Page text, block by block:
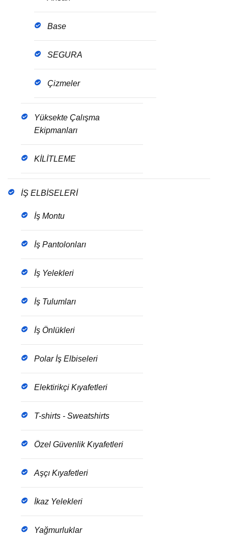
Base
SEGURA
Çizmeler
Yüksekte Çalışma
Ekipmanları
KİLİTLEME
İŞ ELBİSELERİ
İş Montu
İş Pantolonları
İş Yelekleri
İş Tulumları
İş Önlükleri
Polar İş Elbiseleri
Elektirikçi Kıyafetleri
T-shirts - Sweatshirts
Özel Güvenlik Kıyafetleri
Aşçı Kıyafetleri
İkaz Yelekleri
Yağmurluklar